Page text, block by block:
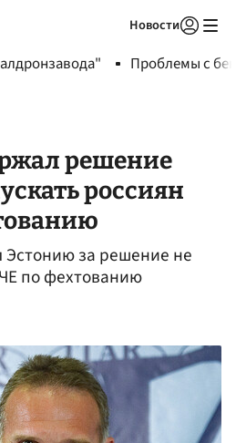
Новости
Проблемы с
решение
россиян
Эстонию за решение не
по фехтованию